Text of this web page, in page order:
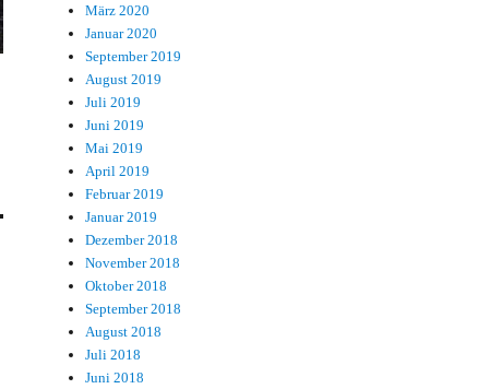
März 2020
Januar 2020
September 2019
August 2019
Juli 2019
Juni 2019
Mai 2019
April 2019
Februar 2019
Januar 2019
Dezember 2018
November 2018
Oktober 2018
September 2018
August 2018
Juli 2018
Juni 2018